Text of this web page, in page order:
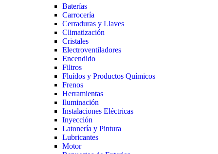
Baterías
Carrocería
Cerraduras y Llaves
Climatización
Cristales
Electroventiladores
Encendido
Filtros
Fluídos y Productos Químicos
Frenos
Herramientas
Iluminación
Instalaciones Eléctricas
Inyección
Latonería y Pintura
Lubricantes
Motor